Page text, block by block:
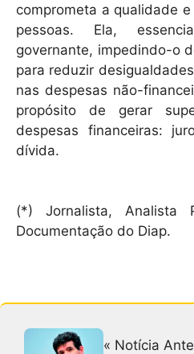
comprometa a qualidade
pessoas. Ela,
governante, impedindo-o
para reduzir
nas despesas não-
propósito de gerar
despesas financeiras:
dívida.
(*) Jornalista, Analista
Documentação do Diap.
« Notícia